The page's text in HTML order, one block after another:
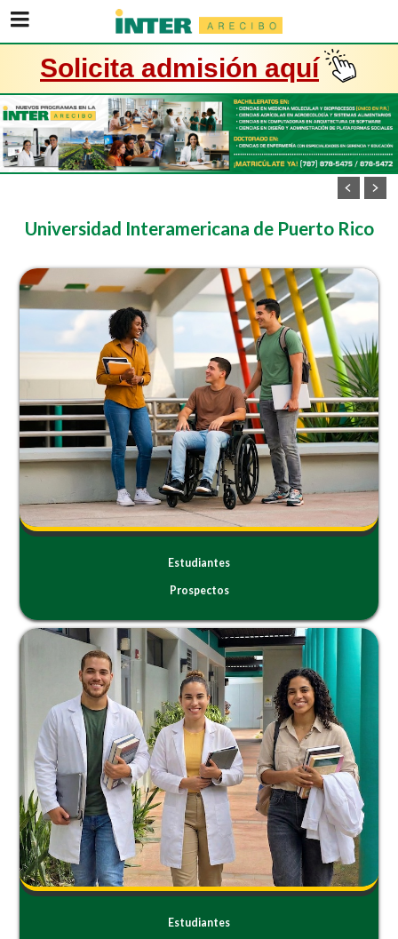
Solicita admisión aquí
Universidad Interamericana de Puerto Rico
Estudiantes
Prospectos
Estudiantes